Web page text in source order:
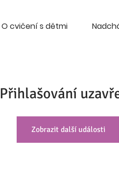
O cvičení s dětmi
Přihlašování
Zobrazit další události